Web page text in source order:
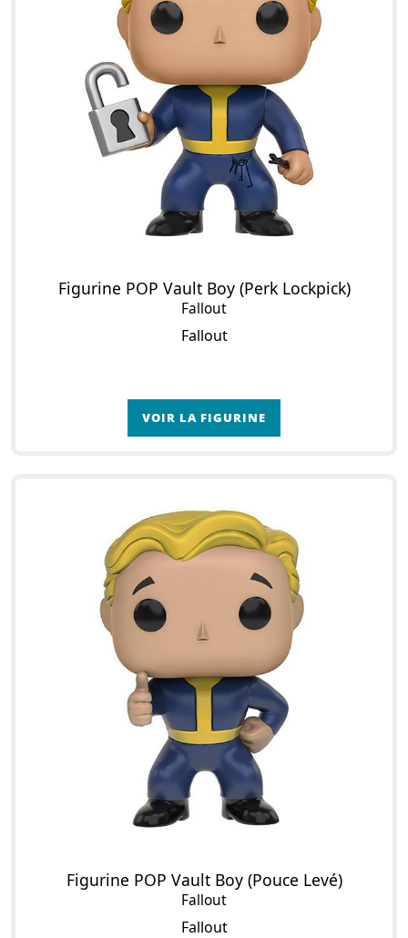
Figurine POP Vault Boy (Perk Lockpick)
Fallout
Fallout
VOIR LA FIGURINE
Figurine POP Vault Boy (Pouce Levé)
Fallout
Fallout